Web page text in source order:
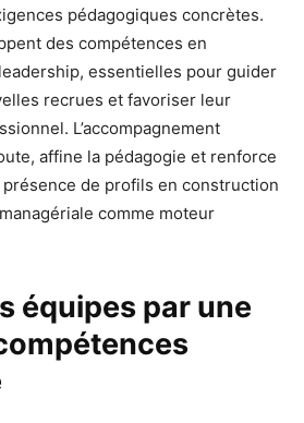
pédagogiques concrètes.
des compétences en
essentielles pour guider
recrues et favoriser leur
L’accompagnement
affine la pédagogie et renforce
de profils en construction
comme moteur
équipes par une